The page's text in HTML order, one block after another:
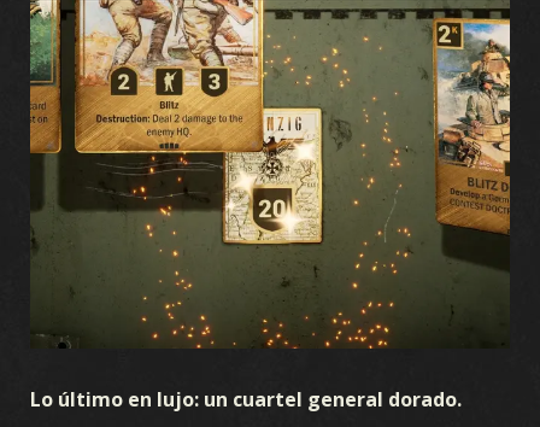
Lo último en lujo: un cuartel general dorado.